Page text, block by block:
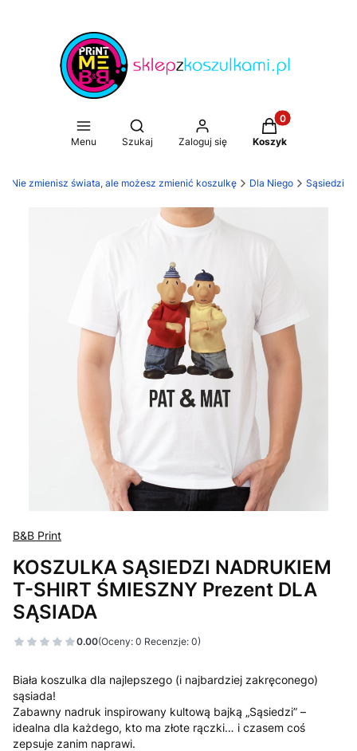
Menu
Otwórz wyszukiwarkę
Szukaj Zaloguj się
Produkty w
Koszyk
Nie zmienisz świata, ale możesz zmienić koszulkę Dla Niego Sąsiedzi
B&B Print
KOSZULKA SĄSIEDZI NADRUKIEM
T-SHIRT ŚMIESZNY Prezent DLA
SĄSIADA
0.00(Oceny: 0 Recenzje: 0)
Biała koszulka dla najlepszego (i najbardziej zakręconego)
sąsiada!
Zabawny nadruk inspirowany kultową bajką „Sąsiedzi” –
idealna dla każdego, kto ma złote rączki… i czasem coś
zepsuje zanim naprawi.